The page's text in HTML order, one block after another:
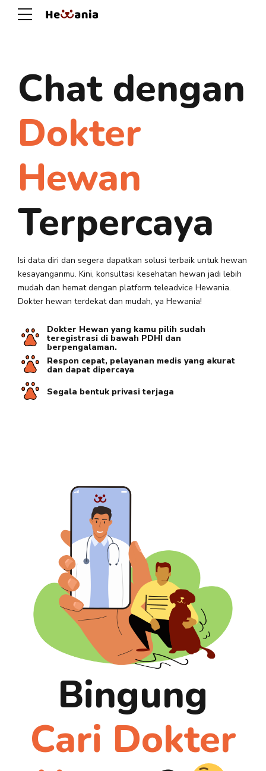
Chat dengan
Dokter
Hewan
Terpercaya
Isi data diri dan segera dapatkan solusi terbaik untuk hewan
kesayanganmu. Kini, konsultasi kesehatan hewan jadi lebih
mudah dan hemat dengan platform teleadvice Hewania.
Dokter hewan terdekat dan mudah, ya Hewania!
Dokter Hewan yang kamu pilih sudah
teregistrasi di bawah PDHI dan
berpengalaman.
Respon cepat, pelayanan medis yang akurat
dan dapat dipercaya
Segala bentuk privasi terjaga
Bingung
Cari Dokter